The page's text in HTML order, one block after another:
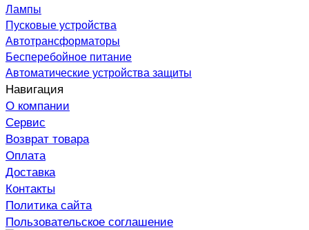
Лампы
Пусковые устройства
Автотрансформаторы
Бесперебойное питание
Автоматические устройства защиты
Навигация
О компании
Сервис
Возврат товара
Оплата
Доставка
Контакты
Политика сайта
Пользовательское соглашение